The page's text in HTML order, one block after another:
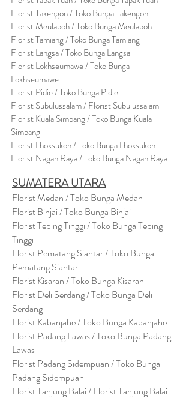
Florist Takengon / Toko Bunga Takengon
Florist Meulaboh / Toko Bunga Meulaboh
Florist Tamiang / Toko Bunga Tamiang
Florist Langsa / Toko Bunga Langsa
Florist Lokhseumawe / Toko Bunga
Lokhseumawe
Florist Pidie / Toko Bunga Pidie
Florist Subulussalam / Florist Subulussalam
Florist Kuala Simpang / Toko Bunga Kuala
Simpang
Florist Lhoksukon / Toko Bunga Lhoksukon
Florist Nagan Raya / Toko Bunga Nagan Raya
SUMATERA UTARA
Florist Medan / Toko Bunga Medan
Florist Binjai / Toko Bunga Binjai
Florist Tebing Tinggi / Toko Bunga Tebing
Tinggi
Florist Pematang Siantar / Toko Bunga
Pematang Siantar
Florist Kisaran / Toko Bunga Kisaran
Florist Deli Serdang / Toko Bunga Deli
Serdang
Florist Kabanjahe / Toko Bunga Kabanjahe
Florist Padang Lawas / Toko Bunga Padang
Lawas
Florist Padang Sidempuan / Toko Bunga
Padang Sidempuan
Florist Tanjung Balai / Florist Tanjung Balai